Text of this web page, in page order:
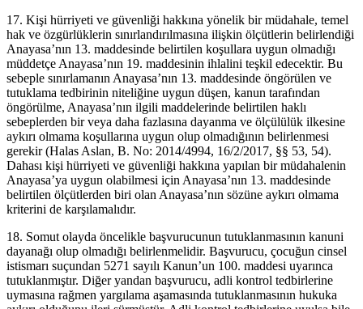
17. Kişi hürriyeti ve güvenliği hakkına yönelik bir müdahale, temel
hak ve özgürlüklerin sınırlandırılmasına ilişkin ölçütlerin belirlendiği
Anayasa’nın 13. maddesinde belirtilen koşullara uygun olmadığı
müddetçe Anayasa’nın 19. maddesinin ihlalini teşkil edecektir. Bu
sebeple sınırlamanın Anayasa’nın 13. maddesinde öngörülen ve
tutuklama tedbirinin niteliğine uygun düşen, kanun tarafından
öngörülme, Anayasa’nın ilgili maddelerinde belirtilen haklı
sebeplerden bir veya daha fazlasına dayanma ve ölçülülük ilkesine
aykırı olmama koşullarına uygun olup olmadığının belirlenmesi
gerekir (Halas Aslan, B. No: 2014/4994, 16/2/2017, §§ 53, 54).
Dahası kişi hürriyeti ve güvenliği hakkına yapılan bir müdahalenin
Anayasa’ya uygun olabilmesi için Anayasa’nın 13. maddesinde
belirtilen ölçütlerden biri olan Anayasa’nın sözüne aykırı olmama
kriterini de karşılamalıdır.
18. Somut olayda öncelikle başvurucunun tutuklanmasının kanuni
dayanağı olup olmadığı belirlenmelidir. Başvurucu, çocuğun cinsel
istismarı suçundan 5271 sayılı Kanun’un 100. maddesi uyarınca
tutuklanmıştır. Diğer yandan başvurucu, adli kontrol tedbirlerine
uymasına rağmen yargılama aşamasında tutuklanmasının hukuka